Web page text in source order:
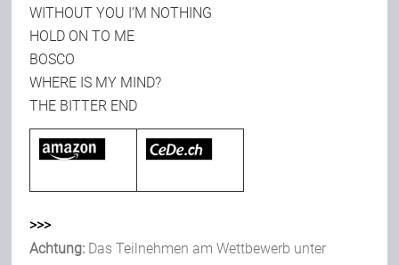
WITHOUT YOU I’M NOTHING
HOLD ON TO ME
BOSCO
WHERE IS MY MIND?
THE BITTER END
>>>
Achtung: Das Teilnehmen am Wettbewerb unter